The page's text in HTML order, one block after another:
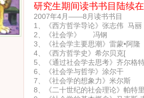
研究生期间读书书目陆续
2007年4月——8月读书书目
1、《西方哲学导论》张志伟 马丽
2、《社会学》 冯钢
3、《社会学主要思潮》雷蒙•阿隆
4、《西方哲学史》希尔贝克[
5、《通过社会学去思考》齐尔格
6、《社会学与哲学》涂尔干
7、《社会学的想象力》米尔斯
8、《二十世纪的社会理论》帕特